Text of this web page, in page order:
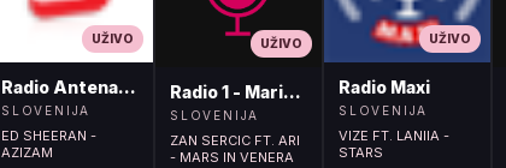
UŽIVO
Radio Antena (105.2MHz)
SLOVENIJA
ED SHEERAN -
AZIZAM
UŽIVO
Radio 1 - Maribor (107.9MHz)
SLOVENIJA
ZAN SERCIC FT. ARI
- MARS IN VENERA
UŽIVO
Radio Maxi
SLOVENIJA
VIZE FT. LANIIA -
STARS